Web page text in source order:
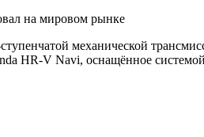
механической
HR-V Navi, оснащённое